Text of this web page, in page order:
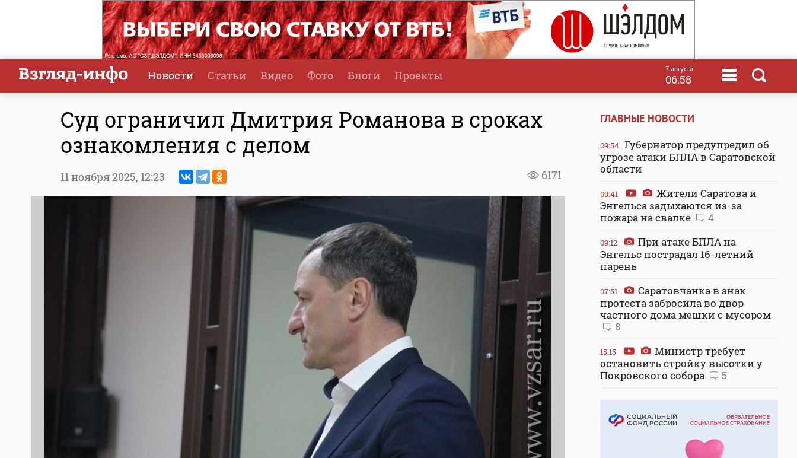
Новости Статьи Видео Фото Блоги Проекты 7 августа
06:58
Суд ограничил Дмитрия Романова в сроках
ознакомления с делом
6171
11 ноября 2025, 12:23
ГЛАВНЫЕ НОВОСТИ
09:54 Губернатор предупредил об
угрозе атаки БПЛА в Саратовской
области
09:41
Жители Саратова и
Энгельса задыхаются из-за
пожара на свалке
4
09:12
При атаке БПЛА на
Энгельс пострадал 16-летний
парень
07:51
Саратовчанка в знак
протеста забросила во двор
частного дома мешки с мусором
8
15:15
Министр требует
остановить стройку высотки у
Покровского собора
5